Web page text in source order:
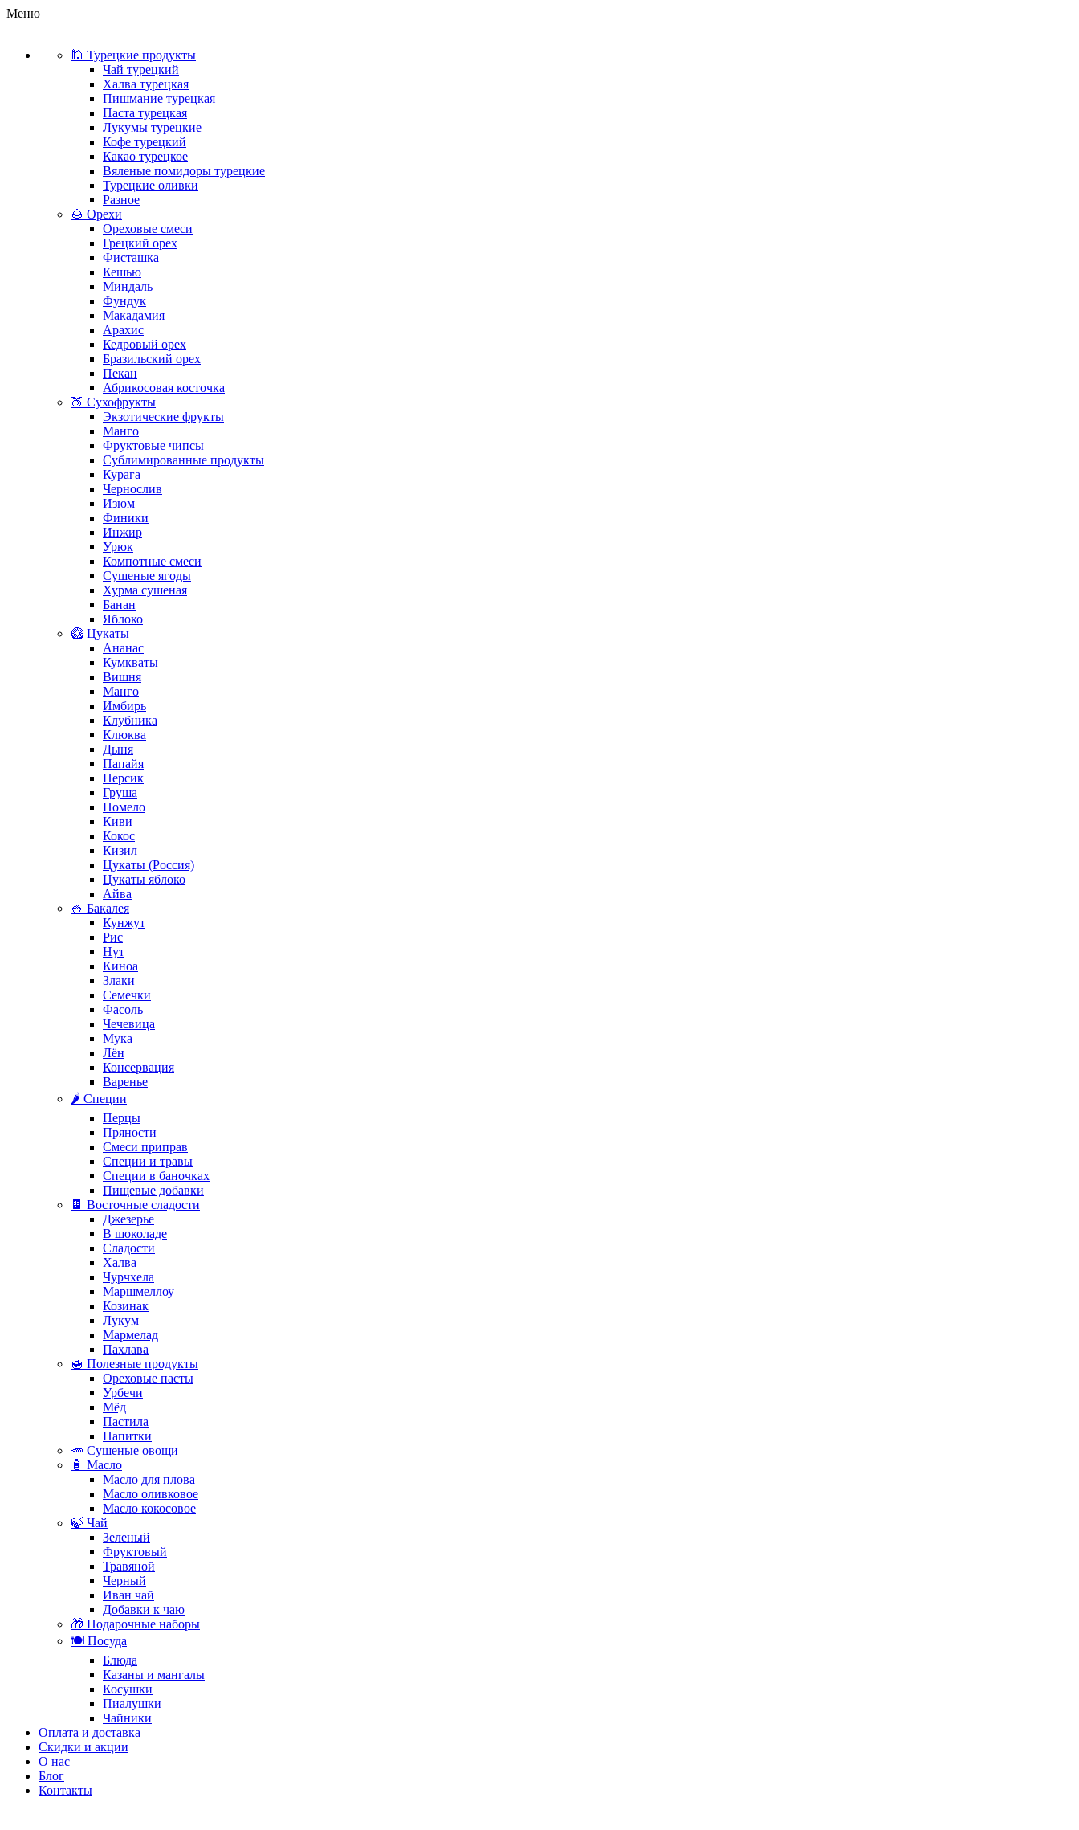
Меню
🕌 Турецкие продукты
Чай турецкий
Халва турецкая
Пишмание турецкая
Паста турецкая
Лукумы турецкие
Кофе турецкий
Какао турецкое
Вяленые помидоры турецкие
Турецкие оливки
Разное
🌰 Орехи
Ореховые смеси
Грецкий орех
Фисташка
Кешью
Миндаль
Фундук
Макадамия
Арахис
Кедровый орех
Бразильский орех
Пекан
Абрикосовая косточка
🍑 Сухофрукты
Экзотические фрукты
Манго
Фруктовые чипсы
Сублимированные продукты
Курага
Чернослив
Изюм
Финики
Инжир
Урюк
Компотные смеси
Сушеные ягоды
Хурма сушеная
Банан
Яблоко
🥝 Цукаты
Ананас
Кумкваты
Вишня
Манго
Имбирь
Клубника
Клюква
Дыня
Папайя
Персик
Груша
Помело
Киви
Кокос
Кизил
Цукаты (Россия)
Цукаты яблоко
Айва
🍚 Бакалея
Кунжут
Рис
Нут
Киноа
Злаки
Семечки
Фасоль
Чечевица
Мука
Лён
Консервация
Варенье
🌶️ Специи
Перцы
Пряности
Смеси приправ
Специи и травы
Специи в баночках
Пищевые добавки
🍫 Восточные сладости
Джезерье
В шоколаде
Сладости
Халва
Чурчхела
Маршмеллоу
Козинак
Лукум
Мармелад
Пахлава
🍯 Полезные продукты
Ореховые пасты
Урбечи
Мёд
Пастила
Напитки
🥕 Сушеные овощи
🧴 Масло
Масло для плова
Масло оливковое
Масло кокосовое
🍃 Чай
Зеленый
Фруктовый
Травяной
Черный
Иван чай
Добавки к чаю
🎁 Подарочные наборы
🍽️ Посуда
Блюда
Казаны и мангалы
Косушки
Пиалушки
Чайники
Оплата и доставка
Скидки и акции
О нас
Блог
Контакты